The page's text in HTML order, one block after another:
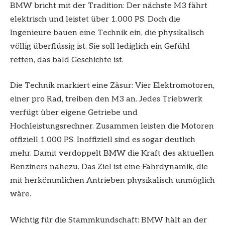
BMW bricht mit der Tradition: Der nächste M3 fährt
elektrisch und leistet über 1.000 PS. Doch die
Ingenieure bauen eine Technik ein, die physikalisch
völlig überflüssig ist. Sie soll lediglich ein Gefühl
retten, das bald Geschichte ist.
Die Technik markiert eine Zäsur: Vier Elektromotoren,
einer pro Rad, treiben den M3 an. Jedes Triebwerk
verfügt über eigene Getriebe und
Hochleistungsrechner. Zusammen leisten die Motoren
offiziell 1.000 PS. Inoffiziell sind es sogar deutlich
mehr. Damit verdoppelt BMW die Kraft des aktuellen
Benziners nahezu. Das Ziel ist eine Fahrdynamik, die
mit herkömmlichen Antrieben physikalisch unmöglich
wäre.
Wichtig für die Stammkundschaft: BMW hält an der